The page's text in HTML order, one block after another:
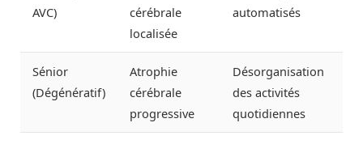
AVC)
cérébrale
localisée
automatisés
Sénior
(Dégénératif)
Atrophie
cérébrale
progressive
Désorganisation
des activités
quotidiennes